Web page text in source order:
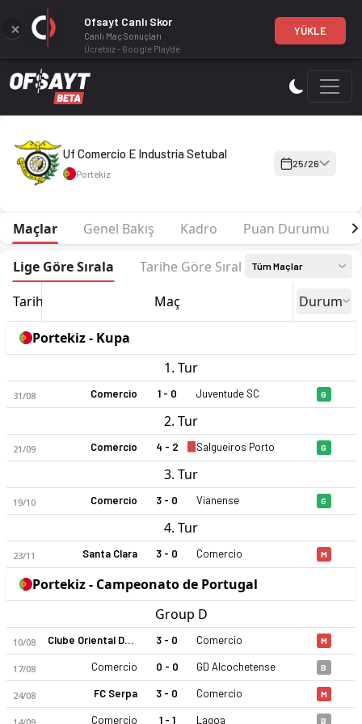
Uf Comercio E Industria Setubal 25-26 sezonu |
Uf Comercio E Industria Setubal
Portekiz
25/26
Maçlar Genel Bakış Kadro Puan Durumu
Lige Göre Sırala Tarihe Göre Sırala Tüm Maçlar
Tarih Maç Durum
Portekiz - Kupa
1. Tur
31/08 Comercio 1 - 0 Juventude SC G
2. Tur
21/09 Comercio 4 - 2 Salgueiros Porto G
3. Tur
19/10 Comercio 3 - 0 Vianense G
4. Tur
23/11 Santa Clara 3 - 0 Comercio M
Portekiz - Campeonato de Portugal
Group D
10/08 Clube Oriental De Lisboa 3 - 0 Comercio M
17/08 Comercio 0 - 0 GD Alcochetense B
24/08 FC Serpa 3 - 0 Comercio M
Comercio 1 - 1 Lagoa B
Ofsayt Canlı Skor
Canlı Maç Sonuçları
Ücretsiz - Google Play'de
YÜKLE